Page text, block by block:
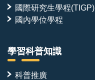
國際研究生學程(TIGP)
國內學位學程
學習科普知識
科普推廣